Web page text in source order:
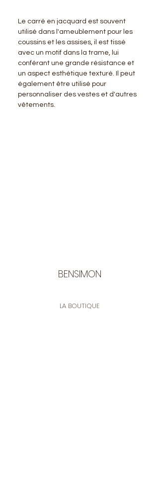
Le carré en jacquard est souvent
utilisé dans l'ameublement pour les
coussins et les assises, il est tissé
avec un motif dans la trame, lui
conférant une grande résistance et
un aspect esthétique texturé. Il peut
également être utilisé pour
personnaliser des vestes et d'autres
vêtements.
BENSIMON
LA BOUTIQUE